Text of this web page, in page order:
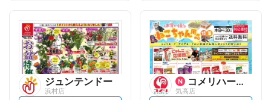
o
w
l
o
w
ジュンテンドー
浜村店
コメリハード&グリーン
気高店